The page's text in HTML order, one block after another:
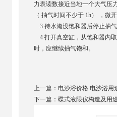
力表读数接近当地一个大气压
（ 抽气时间不少于 1h） ，
3 待水淹没饱和器后停止抽
4 打开真空缸，从饱和器内
时，应继续抽气饱和。
上一篇： 电沙浴价格 电沙浴用
下一篇： 碟式液限仪构造及用